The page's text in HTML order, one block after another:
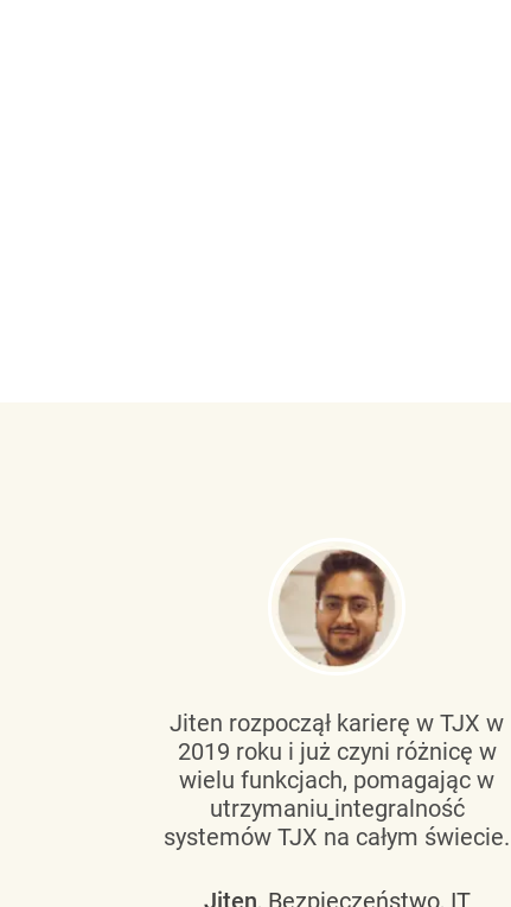
Jiten rozpoczął karierę w TJX w
2019 roku i już czyni różnicę w
wielu funkcjach, pomagając w
utrzymaniu integralność
systemów TJX na całym świecie.
Jiten, Bezpieczeństwo, IT